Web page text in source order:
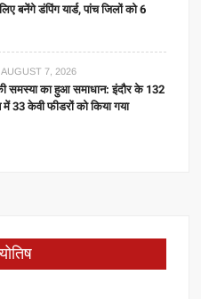
बनेंगे डंपिंग यार्ड, पांच जिलों को 6
AUGUST 7, 2026
समस्या का हुआ समाधान: इंदौर के 132
33 केवी फीडरों को किया गया